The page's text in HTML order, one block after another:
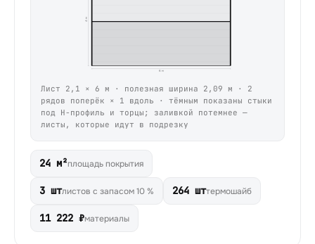
6 м
4 м
Лист 2,1 × 6 м · полезная ширина 2,09 м · 2
рядов поперёк × 1 вдоль · тёмным показаны
стыки
под H-профиль и торцы ; заливкой потемнее —
листы, которые идут в подрезку
24 м²площадь покрытия
3 штлистов с запасом 10 % 264 шттермошайб
11 222 ₽материалы